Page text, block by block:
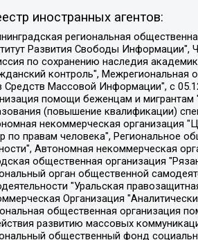
иностранных агентов:
комиссия по сохранению наследия академика Сахарова", Фонд поддержки свободы прессы, Санкт-Петербургская общественная правозащитная организация "Гражданский контроль", Межрегиональная общественная организация "Информационно-просветительский центр "Мемориал", Региональный Фонд "Центр Защиты Прав Средств Массовой Информации", с 05.12.2023 Фонд "Центр Защиты Прав Средств массовой информации", Региональная общественная благотворительная организация помощи беженцам и мигрантам "Гражданское содействие", Негосударственное образовательное учреждение дополнительного профессионального образования (повышение квалификации) специалистов "АКАДЕМИЯ ПО ПРАВАМ ЧЕЛОВЕКА", Свердловская региональная общественная организация "Сутяжник", Автономная некоммерческая организация "Центр независимых социологических исследований", Союз общественных объединений "Российский исследовательский центр по правам человека", Региональное общественное учреждение научно-информационный центр "МЕМОРИАЛ", Некоммерческая организация "Фонд защиты гласности", Автономная некоммерческая организация "Институт прав человека", Городская общественная организация "Екатеринбургское общество "МЕМОРИАЛ", Городская общественная организация "Рязанское историко-просветительское и правозащитное общество "Мемориал" (Рязанский Мемориал), Челябинский региональный орган общественной самодеятельности – женское общественное объединение "Женщины Евразии", Челябинский региональный орган общественной самодеятельности "Уральская правозащитная группа", Фонд содействия защите здоровья и социальной справедливости имени Андрея Рылькова, Автономная Некоммерческая Организация "Аналитический Центр Юрия Левады", Автономная некоммерческая организация социальной поддержки населения "Проект Апрель", Региональная общественная организация помощи женщинам и детям, находящимся в кризисной ситуации "Информационно-методический центр "Анна", Фонд содействия развитию массовых коммуникаций и правовому просвещению "Так-так-Так", Фонд содействия устойчивому развитию "Серебряная тайга", Свердловский региональный общественный фонд социальных проектов "Новое время", "Idel.Реалии", Кавказ.Реалии, Крым.Реалии, Телеканал Настоящее Время, Татаро-башкирская служба Радио Свобода (Azatliq Radiosi), Радио Свободная Европа/Радио Свобода (PCE/PC), "Сибирь.Реалии", "Фактограф",